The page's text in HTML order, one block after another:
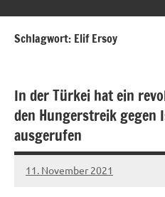
Schlagwort: Elif Ersoy
In der Türkei hat ein
den Hungerstreik gegen
ausgerufen
11. November 2021
network